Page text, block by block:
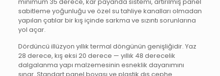
minimum 35 derece, kar payanda sistemi, artırılmış panel
sabitleme yoğunluğu ve özel su tahliye kanalları olmadan
yapılan çatılar bir kış içinde sarkma ve sızıntı sorunlarına
yol açar.
Dördüncü illüzyon yıllık termal döngünün genişliğidir. Yaz
28 derece, kış eksi 20 derece — yıllık 48 derecelik
dalgalanma yapı malzemesinin esneklik dayanımını